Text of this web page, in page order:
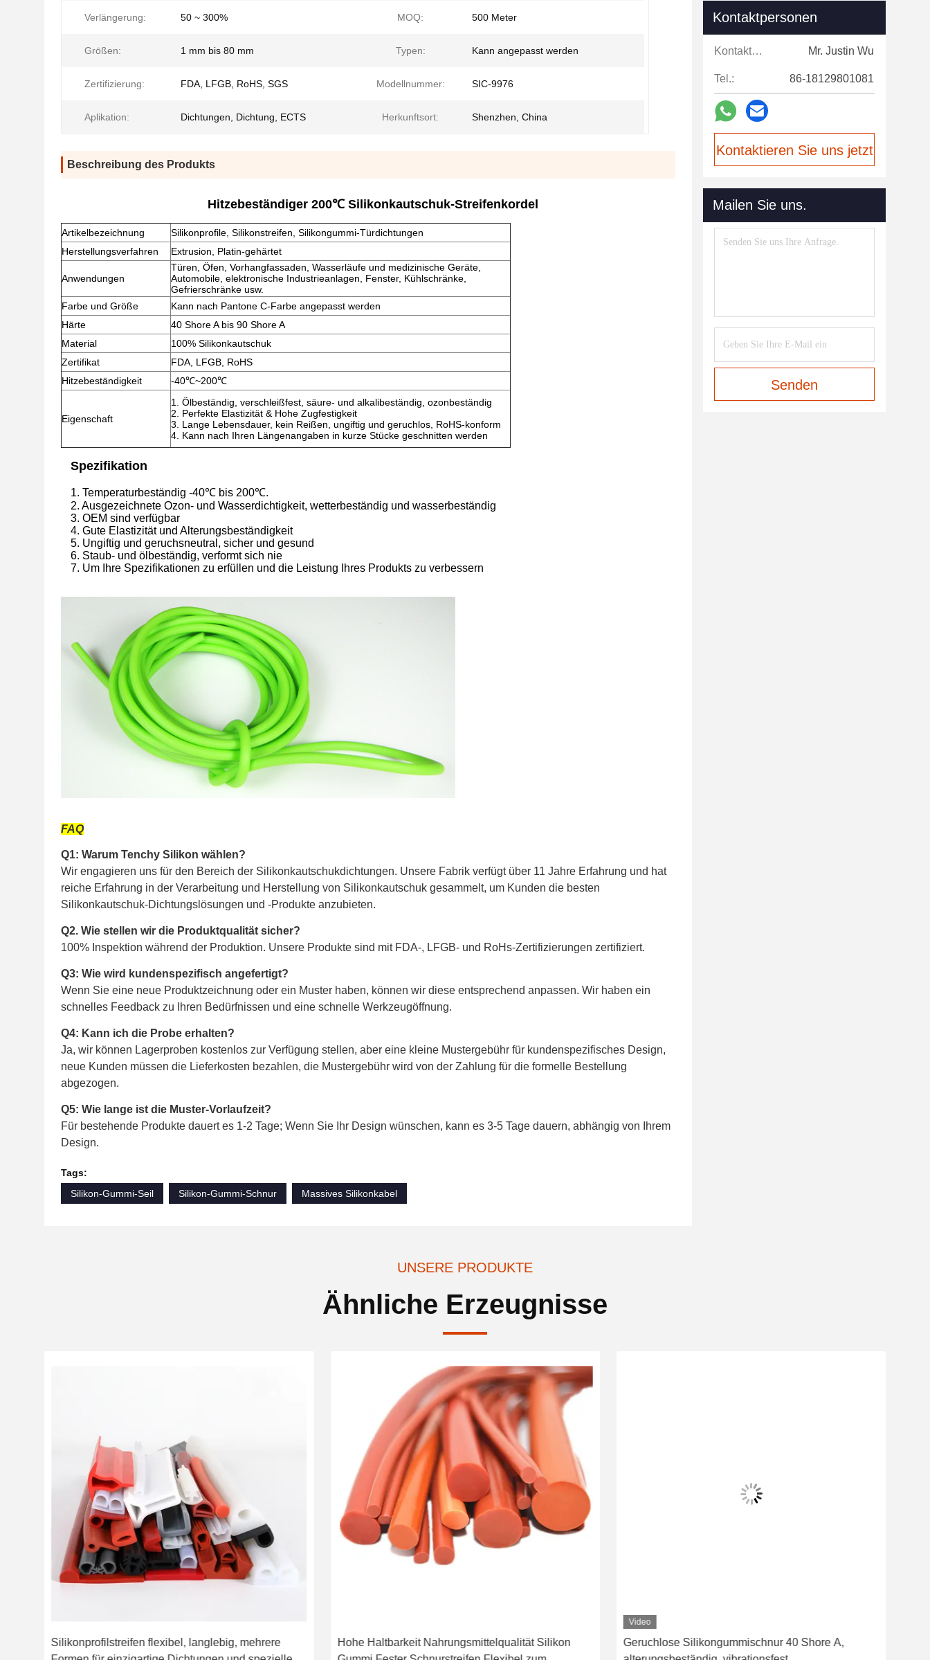
Verlängerung: 50 ~ 300% MOQ: 500 Meter
Größen: 1 mm bis 80 mm Typen: Kann angepasst werden
Zertifizierung: FDA, LFGB, RoHS, SGS Modellnummer: SIC-9976
Aplikation: Dichtungen, Dichtung, ECTS Herkunftsort: Shenzhen, China
Beschreibung des Produkts
Hitzebeständiger 200℃ Silikonkautschuk-Streifenkordel
Artikelbezeichnung
Silikonprofile, Silikonstreifen, Silikongummi-Türdichtungen
Herstellungsverfahren
Extrusion, Platin-gehärtet
Anwendungen
Türen, Öfen, Vorhangfassaden, Wasserläufe und medizinische Geräte,
Automobile, elektronische Industrieanlagen, Fenster, Kühlschränke,
Gefrierschränke usw.
Farbe und Größe
Kann nach Pantone C-Farbe angepasst werden
Härte
40 Shore A bis 90 Shore A
Material
100% Silikonkautschuk
Zertifikat
FDA, LFGB, RoHS
Hitzebeständigkeit
-40℃~200℃
Eigenschaft
1. Ölbeständig, verschleißfest, säure- und alkalibeständig, ozonbeständig
2. Perfekte Elastizität & Hohe Zugfestigkeit
3. Lange Lebensdauer, kein Reißen, ungiftig und geruchlos, RoHS-konform
4. Kann nach Ihren Längenangaben in kurze Stücke geschnitten werden
Spezifikation
1. Temperaturbeständig -40℃ bis 200℃.
2. Ausgezeichnete Ozon- und Wasserdichtigkeit, wetterbeständig und wasserbeständig
3. OEM sind verfügbar
4. Gute Elastizität und Alterungsbeständigkeit
5. Ungiftig und geruchsneutral, sicher und gesund
6. Staub- und ölbeständig, verformt sich nie
7. Um Ihre Spezifikationen zu erfüllen und die Leistung Ihres Produkts zu verbessern
FAQ
Q1: Warum Tenchy Silikon wählen?
Wir engagieren uns für den Bereich der Silikonkautschukdichtungen. Unsere Fabrik verfügt über 11 Jahre Erfahrung und hat
reiche Erfahrung in der Verarbeitung und Herstellung von Silikonkautschuk gesammelt, um Kunden die besten
Silikonkautschuk-Dichtungslösungen und -Produkte anzubieten.
Q2. Wie stellen wir die Produktqualität sicher?
100% Inspektion während der Produktion. Unsere Produkte sind mit FDA-, LFGB- und RoHs-Zertifizierungen zertifiziert.
Q3: Wie wird kundenspezifisch angefertigt?
Wenn Sie eine neue Produktzeichnung oder ein Muster haben, können wir diese entsprechend anpassen. Wir haben ein
schnelles Feedback zu Ihren Bedürfnissen und eine schnelle Werkzeugöffnung.
Q4: Kann ich die Probe erhalten?
Ja, wir können Lagerproben kostenlos zur Verfügung stellen, aber eine kleine Mustergebühr für kundenspezifisches Design,
neue Kunden müssen die Lieferkosten bezahlen, die Mustergebühr wird von der Zahlung für die formelle Bestellung
abgezogen.
Q5: Wie lange ist die Muster-Vorlaufzeit?
Für bestehende Produkte dauert es 1-2 Tage; Wenn Sie Ihr Design wünschen, kann es 3-5 Tage dauern, abhängig von Ihrem
Design.
Tags:
Silikon-Gummi-Seil
Silikon-Gummi-Schnur Massives Silikonkabel
Kontaktpersonen
Kontaktpersonen: Mr. Justin Wu
Tel.: 86-18129801081
Kontaktieren Sie uns jetzt
Mailen Sie uns.
Senden
UNSERE PRODUKTE
Ähnliche Erzeugnisse
Silikonprofilstreifen flexibel, langlebig, mehrere
Hohe Haltbarkeit Nahrungsmittelqualität Silikon
Video
Geruchlose Silikongummischnur 40 Shore A,